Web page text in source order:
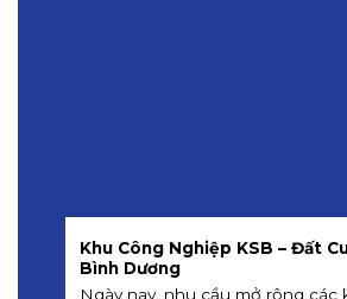
Khu Công Nghiệp KSB – Đất
Bình Dương
Ngày nay, nhu cầu mở rộng các